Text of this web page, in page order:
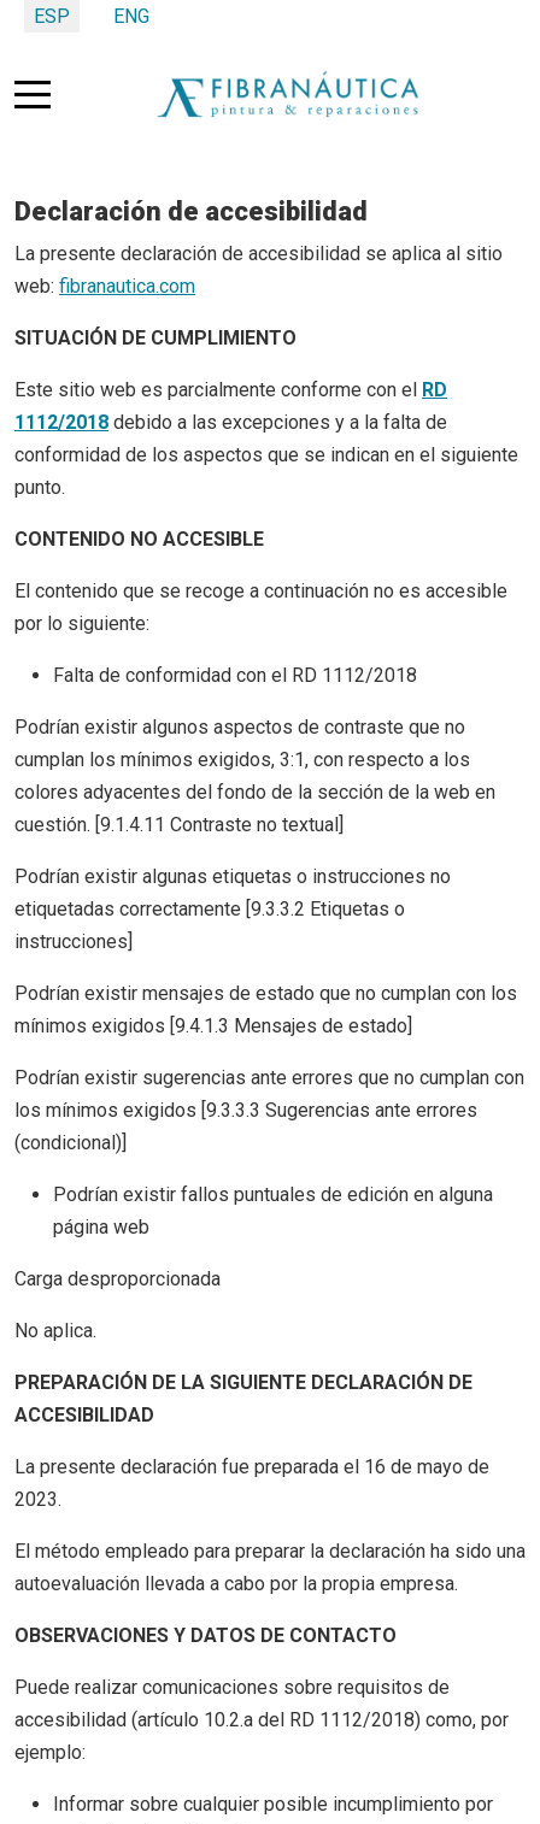
Seleccione su idioma
ESP ENG
Mobile Menu Toggle
Declaración de accesibilidad
La presente declaración de accesibilidad se aplica al sitio
web: fibranautica.com
SITUACIÓN DE CUMPLIMIENTO
Este sitio web es parcialmente conforme con el RD
1112/2018 debido a las excepciones y a la falta de
conformidad de los aspectos que se indican en el siguiente
punto.
CONTENIDO NO ACCESIBLE
El contenido que se recoge a continuación no es accesible
por lo siguiente:
Falta de conformidad con el RD 1112/2018
Podrían existir algunos aspectos de contraste que no
cumplan los mínimos exigidos, 3:1, con respecto a los
colores adyacentes del fondo de la sección de la web en
cuestión. [9.1.4.11 Contraste no textual]
Podrían existir algunas etiquetas o instrucciones no
etiquetadas correctamente [9.3.3.2 Etiquetas o
instrucciones]
Podrían existir mensajes de estado que no cumplan con los
mínimos exigidos [9.4.1.3 Mensajes de estado]
Podrían existir sugerencias ante errores que no cumplan con
los mínimos exigidos [9.3.3.3 Sugerencias ante errores
(condicional)]
Podrían existir fallos puntuales de edición en alguna
página web
Carga desproporcionada
No aplica.
PREPARACIÓN DE LA SIGUIENTE DECLARACIÓN DE
ACCESIBILIDAD
La presente declaración fue preparada el 16 de mayo de
2023.
El método empleado para preparar la declaración ha sido una
autoevaluación llevada a cabo por la propia empresa.
OBSERVACIONES Y DATOS DE CONTACTO
Puede realizar comunicaciones sobre requisitos de
accesibilidad (artículo 10.2.a del RD 1112/2018) como, por
ejemplo:
Informar sobre cualquier posible incumplimiento por